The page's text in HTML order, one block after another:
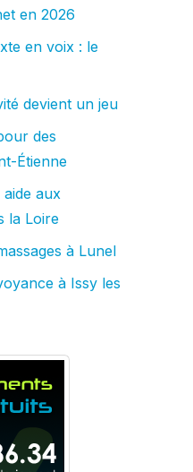
en 2026
en voix : le
devient un jeu
des
Étienne
aide aux
la Loire
à Lunel
à Issy les